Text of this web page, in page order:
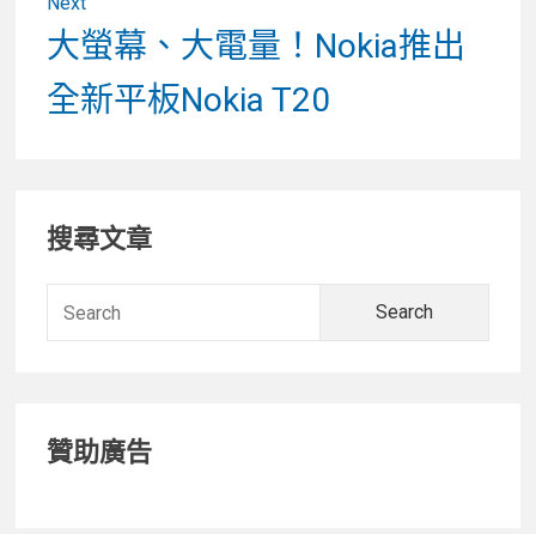
Next
post:
大螢幕、大電量！Nokia推出
全新平板Nokia T20
Primary
Sidebar
搜尋文章
贊助廣告